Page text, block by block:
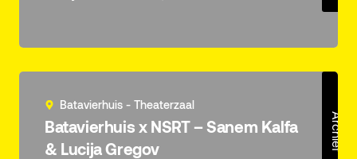
Archief
Batavierhuis - Theaterzaal
Batavierhuis x NSRT – Sanem Kalfa
& Lucija Gregov